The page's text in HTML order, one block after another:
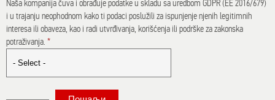
Naša kompanija čuva i obrađuje podatke u skladu sa uredbom GDPR (EE 2016/679)
i u trajanju neophodnom kako ti podaci poslužili za ispunjenje njenih legitimnih
interesa ili obaveza, kao i radi utvrđivanja, korišćenja ili podrške za zakonska
potraživanja. *